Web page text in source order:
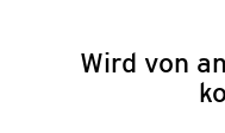
Wird von